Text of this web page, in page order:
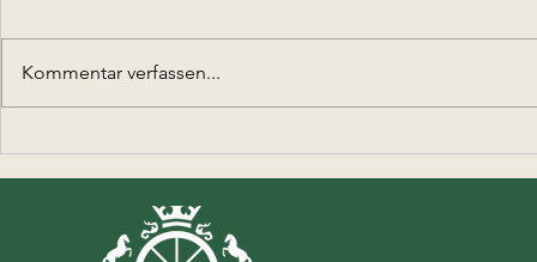
Beerfeldener Reitern
Kommentar verfassen...